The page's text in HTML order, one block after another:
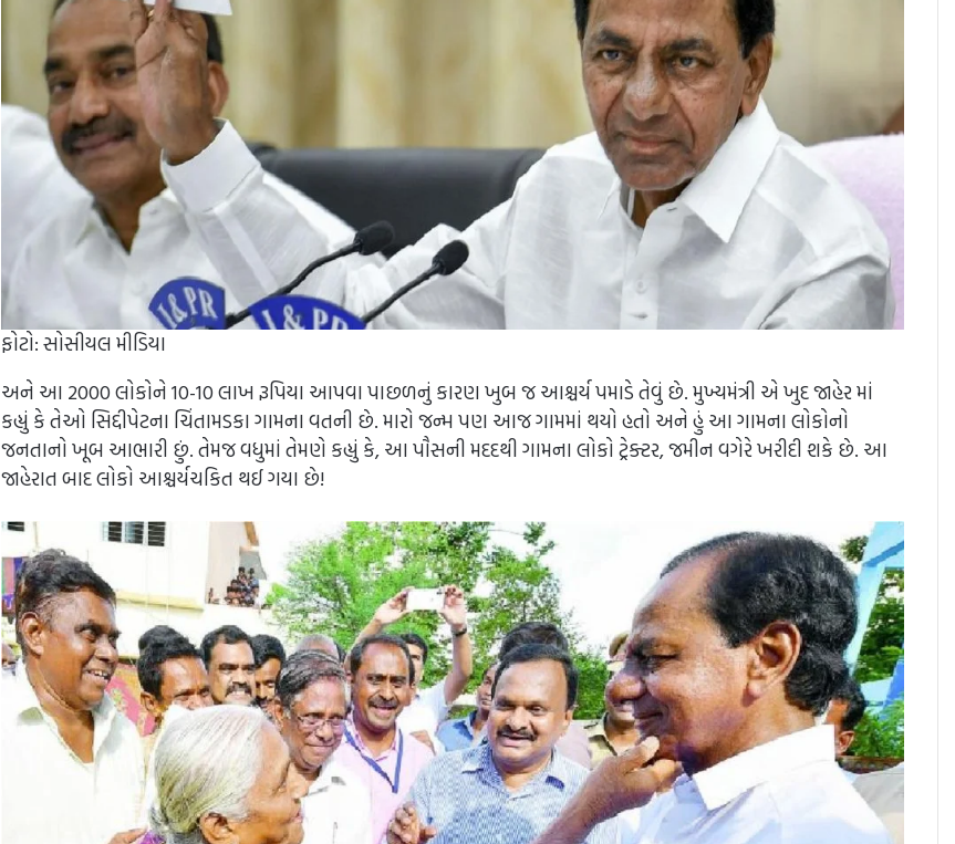
ફોટો: સોસીયલ મીડિયા
અને આ 2000 લોકોને 10-10 લાખ રૂપિયા આપવા પાછળનું કારણ ખુબ જ આશ્ચર્ય પમાડે તેવું છે. મુખ્યમંત્રી એ ખુદ જાહેર માં
કહ્યું કે તેઓ સિદ્દીપેટના ચિંતામડકા ગામના વતની છે. મારો જન્મ પણ આજ ગામમાં થયો હતો અને હું આ ગામના લોકોનો
જનતાનો ખૂબ આભારી છું. તેમજ વધુમાં તેમણે કહ્યું કે, આ પૌસની મદદથી ગામના લોકો ટ્રેક્ટર, જમીન વગેરે ખરીદી શકે છે. આ
જાહેરાત બાદ લોકો આશ્ચર્યચકિત થઈ ગયા છે!